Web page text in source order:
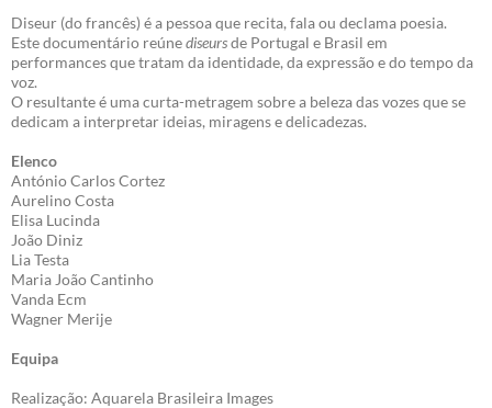
Diseur (do francês) é a pessoa que recita, fala ou declama poesia.
Este documentário reúnediseursde Portugal e Brasil em
performances que tratam da identidade, da expressão e do tempo da
voz.
O resultante é uma curta-metragem sobre a beleza das vozes que se
dedicam a interpretar ideias, miragens e delicadezas.
Elenco
António Carlos Cortez
Aurelino Costa
Elisa Lucinda
João Diniz
Lia Testa
Maria João Cantinho
Vanda Ecm
Wagner Merije
Equipa
Realização: Aquarela Brasileira Images